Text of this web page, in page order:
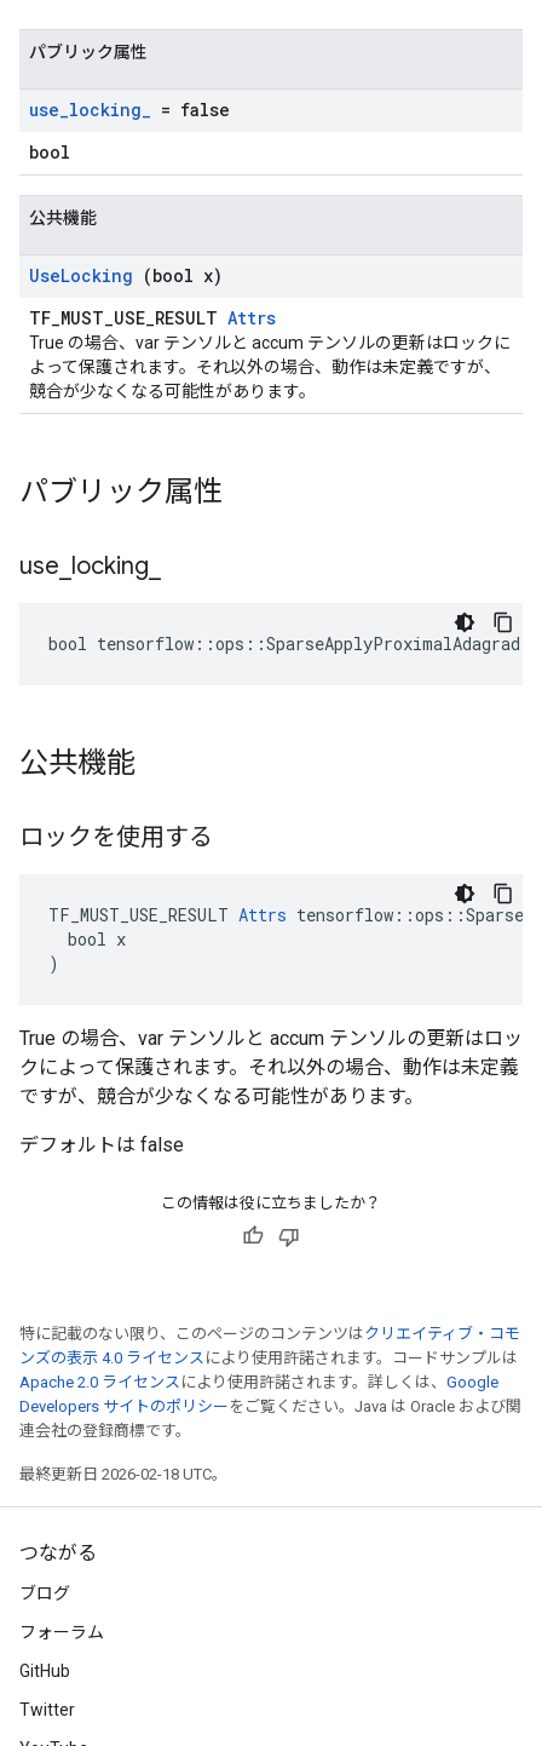
パブリック属性
use_locking_ = false
bool
公共機能
UseLocking (bool x)
TF_MUST_USE_RESULT Attrs
True の場合、var テンソルと accum テンソルの更新はロックに
よって保護されます。それ以外の場合、動作は未定義ですが、
競合が少なくなる可能性があります。
パブリック属性
use locking
bool
公共機能
ロックを使用する
TF_MUST_USE_RESULT Attrs
  bool x
)
True の場合、var テンソルと accum テンソルの更新はロッ
クによって保護されます。それ以外の場合、動作は未定義
ですが、競合が少なくなる可能性があります。
デフォルトは false
この情報は役に立ちましたか？
特に記載のない限り、このページのコンテンツはクリエイティブ・コモ
ンズの表示 4.0 ライセンス により使用許諾されます。コードサンプルは
Apache 2.0 ライセンス により使用許諾されます。詳しくは、 Google
Developers サイトのポリシー をご覧ください。Java は Oracle および関
連会社の登録商標です。
最終更新日 2026-02-18 UTC。
つながる
ブログ
フォーラム
GitHub
Twitter